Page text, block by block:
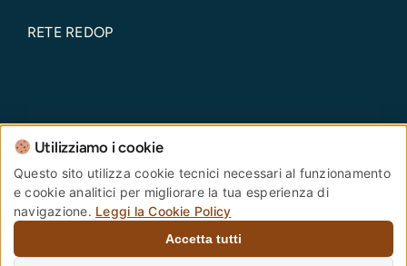
RETE REDOP
Comune di Pistoia – Piazza del Duomo, 1 – 51100 –
Pistoia – Codice Fiscale: 00108690470 Partita IVA:
00108690470
comune.pistoia@postacert.toscana.it
Utilizziamo i cookie
Questo sito utilizza cookie tecnici necessari al funzionamento
e cookie analitici per migliorare la tua esperienza di
navigazione. Leggi la Cookie Policy
Accetta tutti